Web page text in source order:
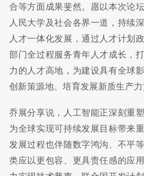
合等方面成果斐然。愿以本次论
人民大学及社会各界一道，持续
人才一体化发展，通过人才计划
部门全过程服务青年人才成长，
力的人才高地，为建设具有全球
创新策源地、培育发展新质生产力
乔展分享说，人工智能正深刻重
为全球实现可持续发展目标带来
发展过程也伴随数字鸿沟、不平
类应以更包容、更具责任感的应